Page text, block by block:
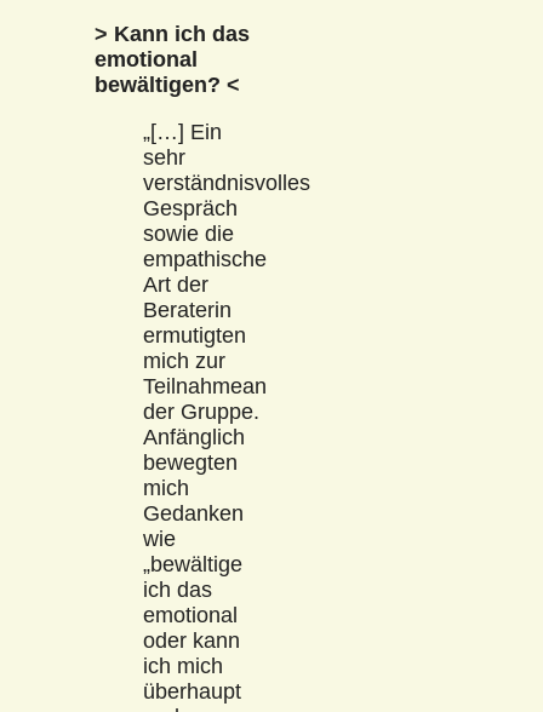
> Kann ich das
emotional
bewältigen? <
„[…] Ein
sehr
verständnisvolles
Gespräch
sowie die
empathische
Art der
Beraterin
ermutigten
mich zur
Teilnahmean
der Gruppe.
Anfänglich
bewegten
mich
Gedanken
wie
„bewältige
ich das
emotional
oder kann
ich mich
überhaupt